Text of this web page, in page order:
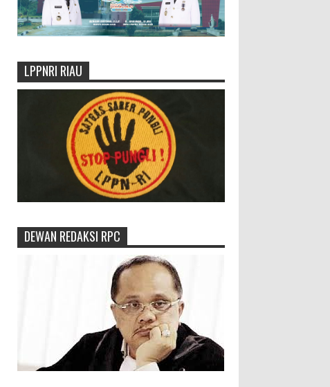
LPPNRI RIAU
DEWAN REDAKSI RPC